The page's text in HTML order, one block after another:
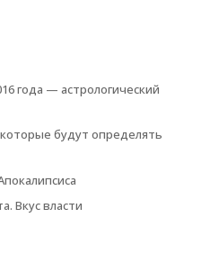
года — астрологический
будут определять
Вкус власти